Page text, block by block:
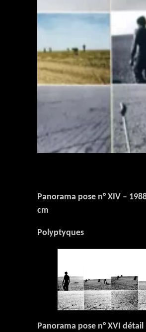
Panorama pose n° XIV –
cm
Polyptyques
Panorama pose n° XVI détail